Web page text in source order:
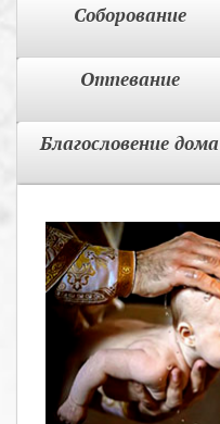
Соборование
Отпевание
Благословение дома